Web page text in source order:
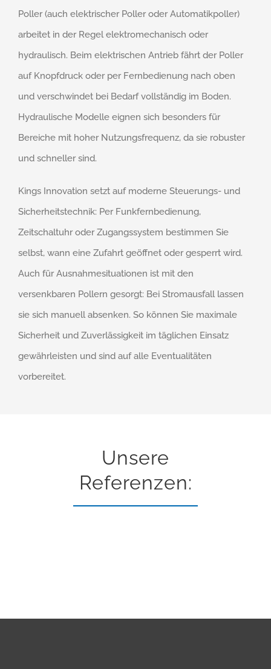
Poller (auch elektrischer Poller oder Automatikpoller)
arbeitet in der Regel elektromechanisch oder
hydraulisch. Beim elektrischen Antrieb fährt der Poller
auf Knopfdruck oder per Fernbedienung nach oben
und verschwindet bei Bedarf vollständig im Boden.
Hydraulische Modelle eignen sich besonders für
Bereiche mit hoher Nutzungsfrequenz, da sie robuster
und schneller sind.
Kings Innovation setzt auf moderne Steuerungs- und
Sicherheitstechnik: Per Funkfernbedienung,
Zeitschaltuhr oder Zugangssystem bestimmen Sie
selbst, wann eine Zufahrt geöffnet oder gesperrt wird.
Auch für Ausnahmesituationen ist mit den
versenkbaren Pollern gesorgt: Bei Stromausfall lassen
sie sich manuell absenken. So können Sie maximale
Sicherheit und Zuverlässigkeit im täglichen Einsatz
gewährleisten und sind auf alle Eventualitäten
vorbereitet.
Unsere
Referenzen: